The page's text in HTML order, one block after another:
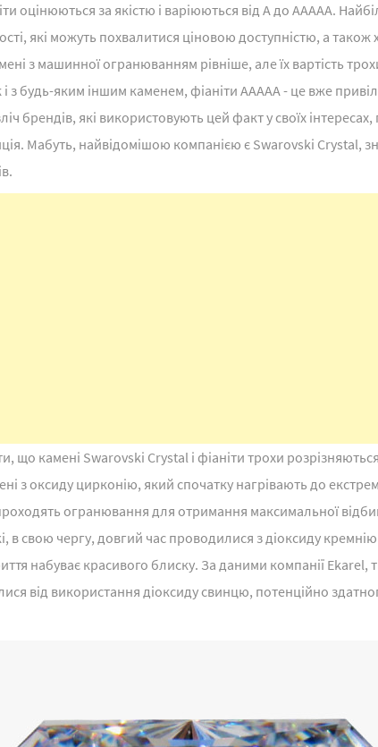
оцінюються за якістю і варіюються від A до AAAAA.
які можуть похвалитися ціновою доступністю, а
з машинної огранюванням рівніше, але їх вартість
і з будь-яким іншим каменем, фіаніти AAAAA - це вже
брендів, які використовують цей факт у своїх
Мабуть, найвідомішою компанією є Swarovski Crystal,
що камені Swarovski Crystal і фіаніти трохи
з оксиду цирконію, який спочатку нагрівають до
огранювання для отримання максимальної
в свою чергу, довгий час проводилися з діоксиду
набуває красивого блиску. За даними компанії Ekarel,
від використання діоксиду свинцю, потенційно